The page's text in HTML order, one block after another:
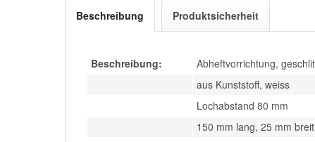
Beschreibung Produktsicherheit
Beschreibung:
Abheftvorrichtung,
aus Kunststoff, weiss
Lochabstand 80 mm
150 mm lang, 25 mm